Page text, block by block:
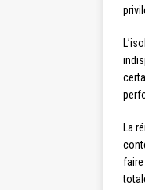
La
faire